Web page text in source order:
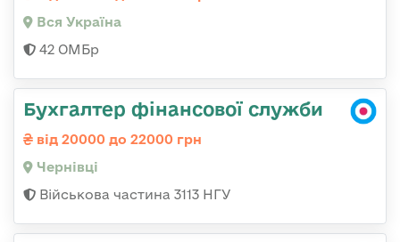
Вся Україна
42 ОМБр
Бухгалтер фінансової служби
від 20000 до 22000 грн
Чернівці
Військова частина 3113 НГУ